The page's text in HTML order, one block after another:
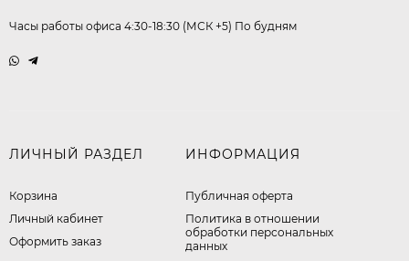
Часы работы офиса 4:30-18:30 (МСК +5) По будням
ЛИЧНЫЙ РАЗДЕЛ
Корзина
Личный кабинет
Оформить заказ
ИНФОРМАЦИЯ
Публичная оферта
​Политика в отношении
обработки персональных
данных